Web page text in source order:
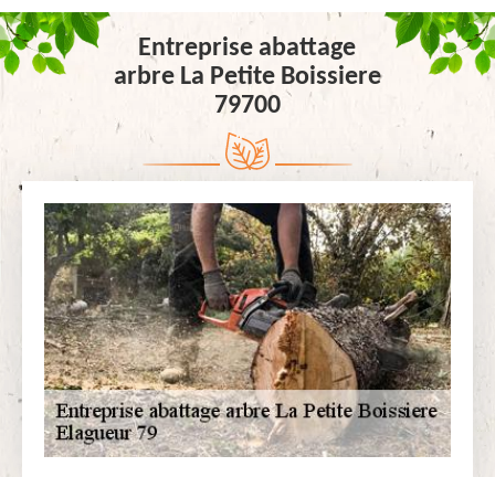
Entreprise abattage
arbre La Petite Boissiere
79700